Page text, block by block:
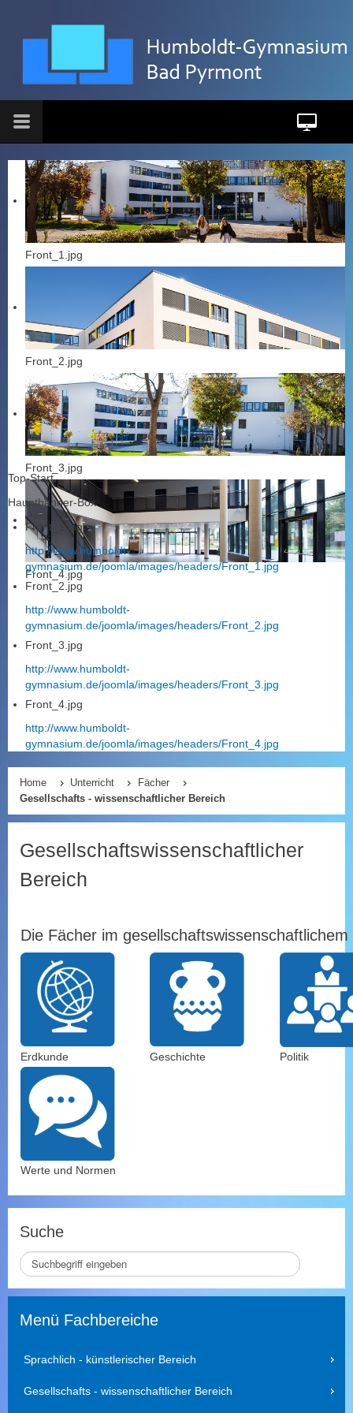
Front_1.jpg
Front_2.jpg
Front_3.jpg
Front_4.jpg
Top-Start
Hauptbanner-Box
Front_1.jpg
http://www.humboldt-
gymnasium.de/joomla/images/headers/Front_1.jpg
Front_2.jpg
http://www.humboldt-
gymnasium.de/joomla/images/headers/Front_2.jpg
Front_3.jpg
http://www.humboldt-
gymnasium.de/joomla/images/headers/Front_3.jpg
Front_4.jpg
http://www.humboldt-
gymnasium.de/joomla/images/headers/Front_4.jpg
Home Unterricht
Fächer
Gesellschafts - wissenschaftlicher Bereich
Gesellschaftswissenschaftlicher
Bereich
Die Fächer im gesellschaftswissenschaftlichem
Erdkunde Geschichte Politik
Werte und Normen
Suche
S
e
i
e
u
c
Menü Fachbereiche
Sprachlich - künstlerischer Bereich
Gesellschafts - wissenschaftlicher Bereich